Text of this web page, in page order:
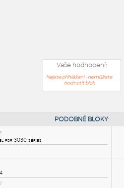
Vaše hodnocení:
Nejste přihlášeni - nemůžete
hodnotit blok